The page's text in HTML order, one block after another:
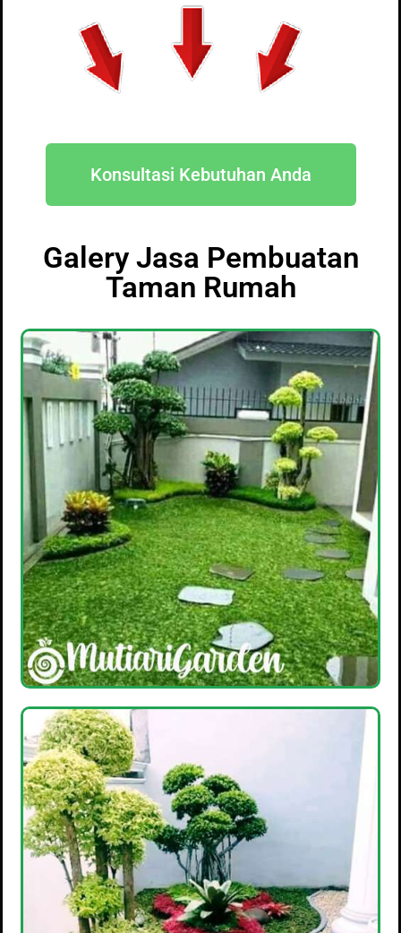
Konsultasi Kebutuhan Anda
Galery Jasa Pembuatan
Taman Rumah